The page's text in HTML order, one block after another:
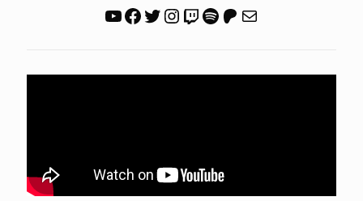
YouTube
Facebook
Twitter
Instagram
Twitch
Spotify
Patreon
Correo electrónico